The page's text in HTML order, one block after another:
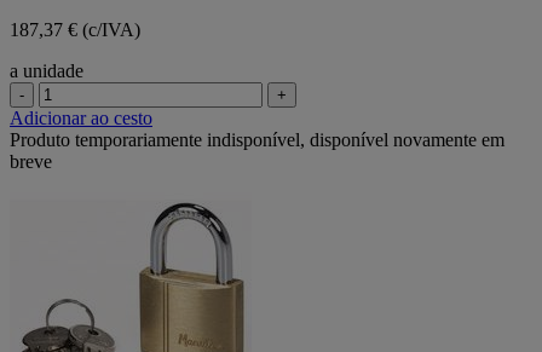
187,37 € (c/IVA)
a unidade
- +
Adicionar ao cesto
Produto temporariamente indisponível, disponível novamente em
breve